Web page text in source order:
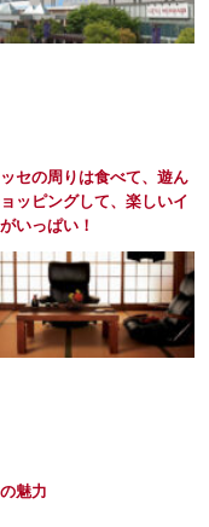
セの周りは食べて、遊ん
ッピングして、楽しいイ
いっぱい！
魅力